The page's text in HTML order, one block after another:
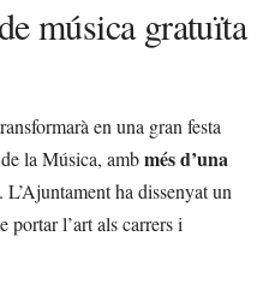
música gratuïta
en una gran festa
la Música, ambmés d’una
. L’Ajuntament ha dissenyat un
portar l’art als carrers i